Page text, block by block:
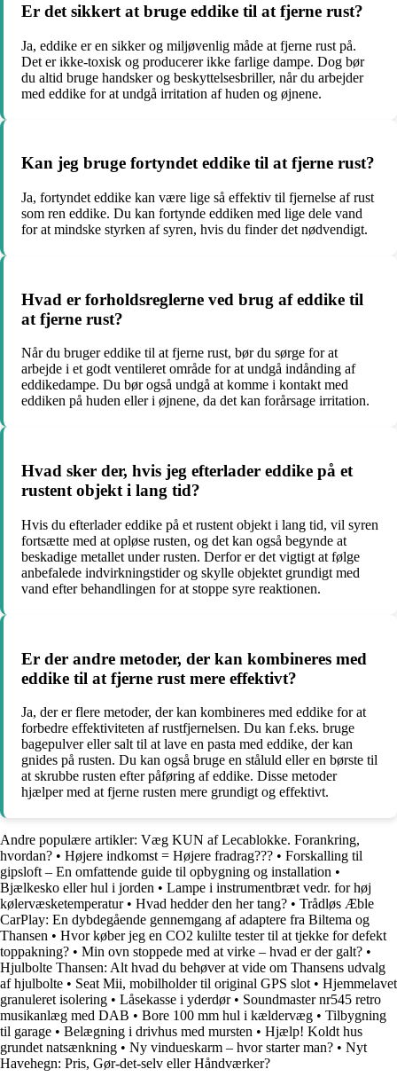
Er det sikkert at bruge eddike til at fjerne rust?
Ja, eddike er en sikker og miljøvenlig måde at fjerne rust på.
Det er ikke-toxisk og producerer ikke farlige dampe. Dog bør
du altid bruge handsker og beskyttelsesbriller, når du arbejder
med eddike for at undgå irritation af huden og øjnene.
Kan jeg bruge fortyndet eddike til at fjerne rust?
Ja, fortyndet eddike kan være lige så effektiv til fjernelse af rust
som ren eddike. Du kan fortynde eddiken med lige dele vand
for at mindske styrken af syren, hvis du finder det nødvendigt.
Hvad er forholdsreglerne ved brug af eddike til
at fjerne rust?
Når du bruger eddike til at fjerne rust, bør du sørge for at
arbejde i et godt ventileret område for at undgå indånding af
eddikedampe. Du bør også undgå at komme i kontakt med
eddiken på huden eller i øjnene, da det kan forårsage irritation.
Hvad sker der, hvis jeg efterlader eddike på et
rustent objekt i lang tid?
Hvis du efterlader eddike på et rustent objekt i lang tid, vil syren
fortsætte med at opløse rusten, og det kan også begynde at
beskadige metallet under rusten. Derfor er det vigtigt at følge
anbefalede indvirkningstider og skylle objektet grundigt med
vand efter behandlingen for at stoppe syre reaktionen.
Er der andre metoder, der kan kombineres med
eddike til at fjerne rust mere effektivt?
Ja, der er flere metoder, der kan kombineres med eddike for at
forbedre effektiviteten af rustfjernelsen. Du kan f.eks. bruge
bagepulver eller salt til at lave en pasta med eddike, der kan
gnides på rusten. Du kan også bruge en ståluld eller en børste til
at skrubbe rusten efter påføring af eddike. Disse metoder
hjælper med at fjerne rusten mere grundigt og effektivt.
Andre populære artikler: Væg KUN af Lecablokke. Forankring,
hvordan? • Højere indkomst = Højere fradrag??? • Forskalling til
gipsloft – En omfattende guide til opbygning og installation •
Bjælkesko eller hul i jorden • Lampe i instrumentbræt vedr. for høj
kølervæsketemperatur• Hvad hedder den her tang? • Trådløs Æble
CarPlay: En dybdegående gennemgang af adaptere fra Biltema og
Thansen • Hvor køber jeg en CO2 kulilte tester til at tjekke for defekt
toppakning? • Min ovn stoppede med at virke – hvad er der galt? •
Hjulbolte Thansen: Alt hvad du behøver at vide om Thansens udvalg
af hjulbolte • Seat Mii, mobilholder til original GPS slot • Hjemmelavet
granuleret isolering • Låsekasse i yderdør• Soundmaster nr545 retro
musikanlæg med DAB • Bore 100 mm hul i kældervæg • Tilbygning
til garage • Belægning i drivhus med mursten • Hjælp! Koldt hus
grundet natsænkning • Ny vindueskarm – hvor starter man? • Nyt
Havehegn: Pris, Gør-det-selv eller Håndværker?